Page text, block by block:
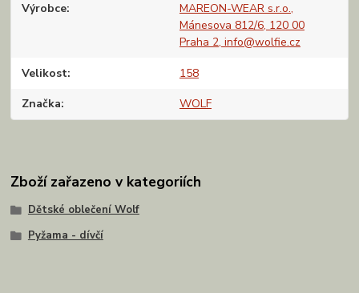
Výrobce
MAREON-WEAR s.r.o.,
Mánesova 812/6, 120 00
Praha 2, info@wolfie.cz
Velikost 158
Značka WOLF
Zboží zařazeno v kategoriích
Dětské oblečení Wolf
Pyžama - dívčí